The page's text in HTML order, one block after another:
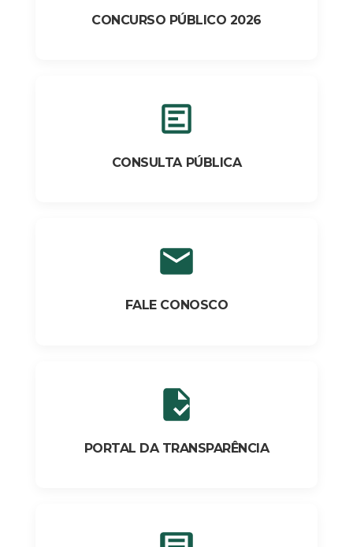
CONCURSO PÚBLICO 2026
CONSULTA PÚBLICA
FALE CONOSCO
PORTAL DA TRANSPARÊNCIA